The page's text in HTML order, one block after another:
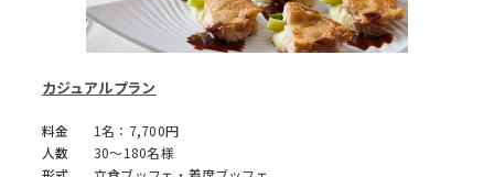
カジュアルプラン
料金
1名：7,700円
人数
30～180名様